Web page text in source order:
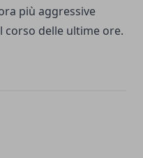
più aggressive
corso delle ultime ore.